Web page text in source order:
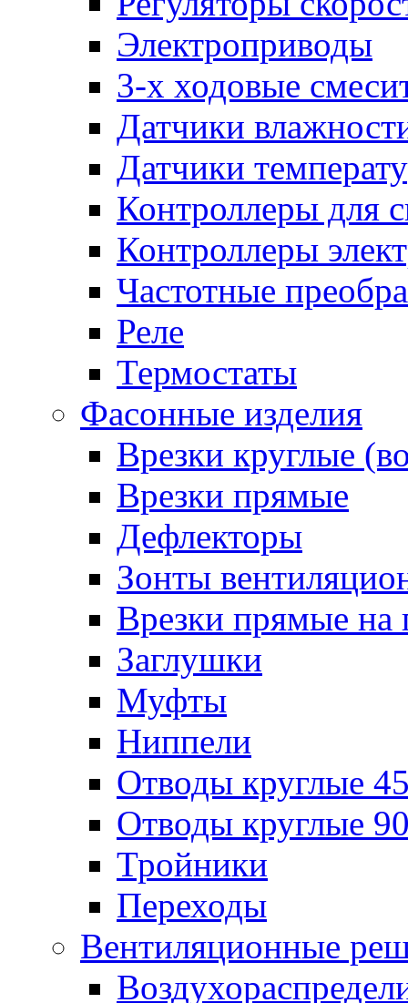
Электроприводы
3-х ходовые
Датчики
Датчики
Контроллеры для
Контроллеры
Частотные
Реле
Термостаты
Фасонные изделия
Врезки круглые
Врезки прямые
Дефлекторы
Зонты
Врезки прямые на
Заглушки
Муфты
Ниппели
Отводы круглые
Отводы круглые
Тройники
Переходы
Вентиляционные